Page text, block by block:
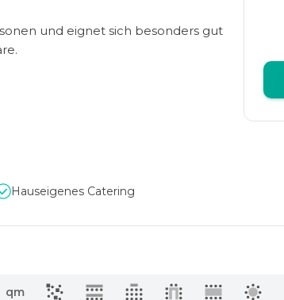
und eignet sich besonders gut
Hauseigenes Catering
qm